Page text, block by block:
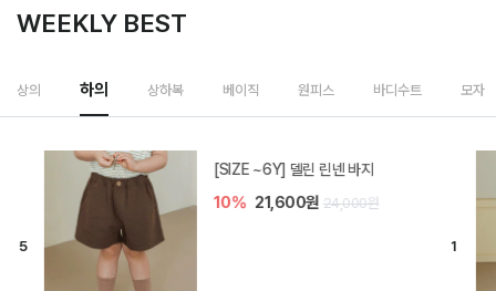
WEEKLY BEST
상의 하의 상하복 베이직 원피스 바디수트 모자
[SIZE ~6Y] 델린 린넨 바지
10% 21,600원 24,000원